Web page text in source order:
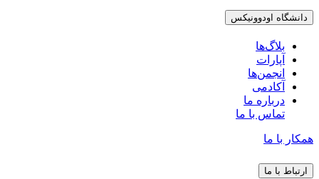
دانشگاه اودوونیکس
بلاگ‌ها
آپارات
انجمن‌ها
آکادمی
درباره ما
تماس با ما
همکار با ما
ارتباط با ما